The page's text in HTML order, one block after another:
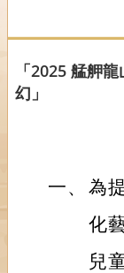
「2025 艋舺
幻」
一、 為
化
兒